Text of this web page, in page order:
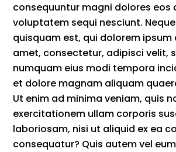
consequuntur magni dolores eos
voluptatem sequi nesciunt.
quisquam est, qui dolorem ipsum
amet, consectetur, adipisci velit,
numquam eius modi tempora
et dolore magnam aliquam
Ut enim ad minima veniam, quis
exercitationem ullam corporis
laboriosam, nisi ut aliquid ex ea
consequatur? Quis autem vel